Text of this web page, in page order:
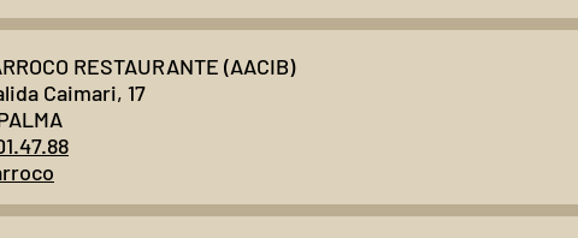
RESTAURANTE (AACIB)
Caimari, 17